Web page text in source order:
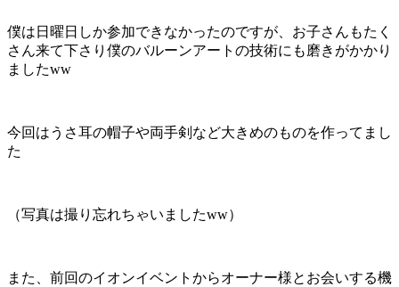
僕は日曜日しか参加できなかったのですが、お子さんもたく
さん来て下さり僕のバルーンアートの技術にも磨きがかかり
ましたww
今回はうさ耳の帽子や両手剣など大きめのものを作ってまし
た
（写真は撮り忘れちゃいましたww）
また、前回のイオンイベントからオーナー様とお会いする機